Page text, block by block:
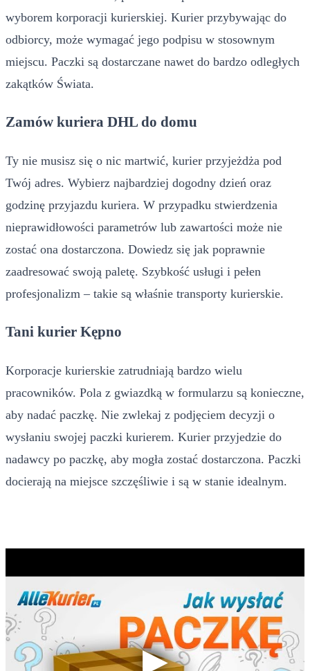
wyborem korporacji kurierskiej. Kurier przybywając do
odbiorcy, może wymagać jego podpisu w stosownym
miejscu. Paczki są dostarczane nawet do bardzo odległych
zakątków Świata.
Zamów kuriera DHL do domu
Ty nie musisz się o nic martwić, kurier przyjeżdża pod
Twój adres. Wybierz najbardziej dogodny dzień oraz
godzinę przyjazdu kuriera. W przypadku stwierdzenia
nieprawidłowości parametrów lub zawartości może nie
zostać ona dostarczona. Dowiedz się jak poprawnie
zaadresować swoją paletę. Szybkość usługi i pełen
profesjonalizm – takie są właśnie transporty kurierskie.
Tani kurier Kępno
Korporacje kurierskie zatrudniają bardzo wielu
pracowników. Pola z gwiazdką w formularzu są konieczne,
aby nadać paczkę. Nie zwlekaj z podjęciem decyzji o
wysłaniu swojej paczki kurierem. Kurier przyjedzie do
nadawcy po paczkę, aby mogła zostać dostarczona. Paczki
docierają na miejsce szczęśliwie i są w stanie idealnym.